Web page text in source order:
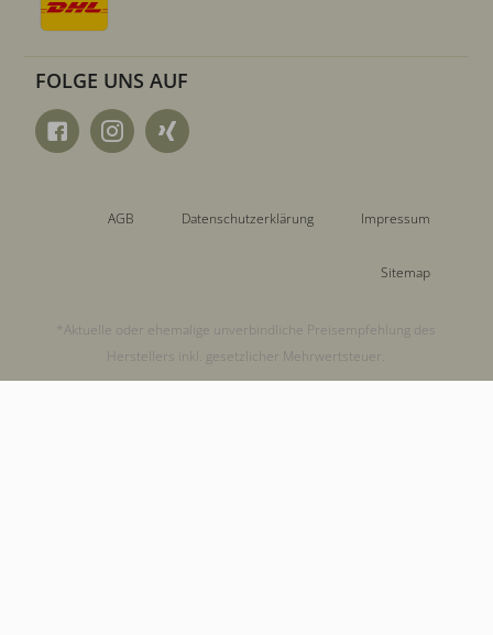
FOLGE UNS AUF
AGB Datenschutzerklärung Impressum
Sitemap
*Aktuelle oder ehemalige unverbindliche Preisempfehlung des
Herstellers inkl. gesetzlicher Mehrwertsteuer.